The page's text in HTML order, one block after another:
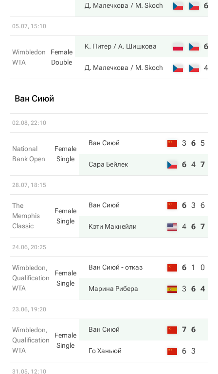
Д. Малечкова M. Skoch 6
05.07, 15:10
Wimbledon
WTA
Female
Double
К. Питер А. Шишкова 6
Д. Малечкова M. Skoch 4
Ван Сиюй
02.08, 22:10
National
Bank Open
Female
Single
Ван Сиюй 3 6 5
Сара Бейлек 6 4 7
28.07, 18:15
The
Memphis
Classic
Female
Single
Ван Сиюй 6 3 6
Кэти Макнейли 4 6 7
24.06, 20:25
Wimbledon,
Qualification
WTA
Female
Single
Ван Сиюй - отказ 6 1 0
Марина Рибера 3 6 4
23.06, 19:20
Wimbledon,
Qualification
WTA
Female
Single
Ван Сиюй 7 6
Го Ханьюй 6 3
31.05, 12:10